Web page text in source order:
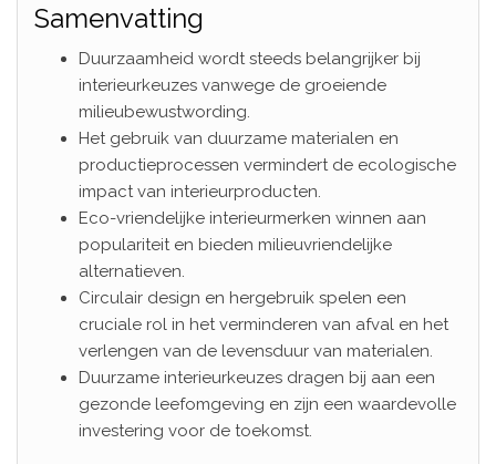
Samenvatting
Duurzaamheid wordt steeds belangrijker bij
interieurkeuzes vanwege de groeiende
milieubewustwording.
Het gebruik van duurzame materialen en
productieprocessen vermindert de ecologische
impact van interieurproducten.
Eco-vriendelijke interieurmerken winnen aan
populariteit en bieden milieuvriendelijke
alternatieven.
Circulair design en hergebruik spelen een
cruciale rol in het verminderen van afval en het
verlengen van de levensduur van materialen.
Duurzame interieurkeuzes dragen bij aan een
gezonde leefomgeving en zijn een waardevolle
investering voor de toekomst.